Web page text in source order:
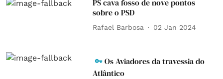
PS cava fosso de nove pontos
sobre o PSD
Rafael Barbosa 02 Jan 2024
Os Aviadores da travessia do
Atlântico